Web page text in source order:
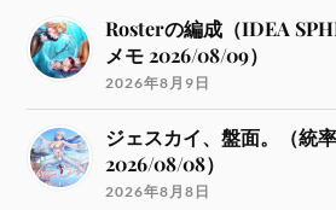
Rosterの編成（IDEA
メモ 2026/08/09）
2026年8月9日
ジェスカイ、盤面。（統
2026/08/08）
2026年8月8日